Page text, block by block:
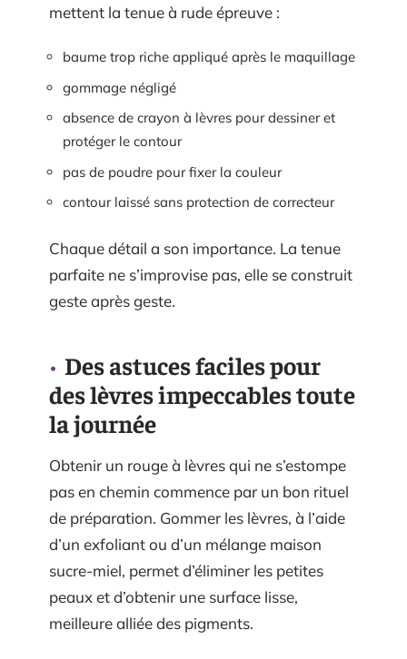
mettent la tenue à rude épreuve :
baume trop riche appliqué après le maquillage
gommage négligé
absence de crayon à lèvres pour dessiner et
protéger le contour
pas de poudre pour fixer la couleur
contour laissé sans protection de correcteur
Chaque détail a son importance. La tenue
parfaite ne s’improvise pas, elle se construit
geste après geste.
Des astuces faciles pour
des lèvres impeccables toute
la journée
Obtenir un rouge à lèvres qui ne s’estompe
pas en chemin commence par un bon rituel
de préparation. Gommer les lèvres, à l’aide
d’un exfoliant ou d’un mélange maison
sucre-miel, permet d’éliminer les petites
peaux et d’obtenir une surface lisse,
meilleure alliée des pigments.